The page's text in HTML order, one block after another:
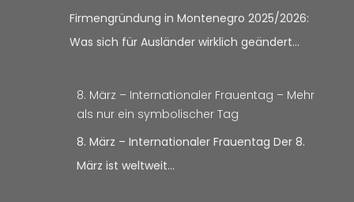
Firmengründung in Montenegro 2025/2026:
Was sich für Ausländer wirklich geändert…
8. März – Internationaler Frauentag – Mehr
als nur ein symbolischer Tag
8. März – Internationaler Frauentag Der 8.
März ist weltweit…